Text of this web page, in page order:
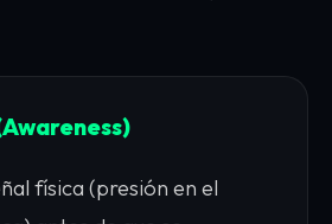
física (presión en el